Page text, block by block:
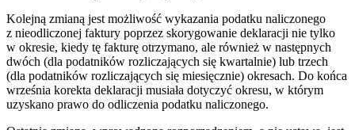
Kolejną zmianą jest możliwość wykazania podatku naliczonego
z nieodliczonej faktury poprzez skorygowanie deklaracji nie tylko
w okresie, kiedy tę fakturę otrzymano, ale również w następnych
dwóch (dla podatników rozliczających się kwartalnie) lub trzech
(dla podatników rozliczających się miesięcznie) okresach. Do końca
września korekta deklaracji musiała dotyczyć okresu, w którym
uzyskano prawo do odliczenia podatku naliczonego.